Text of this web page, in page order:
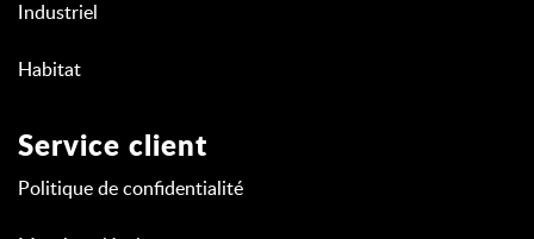
Industriel
Habitat
Service client
Politique de confidentialité